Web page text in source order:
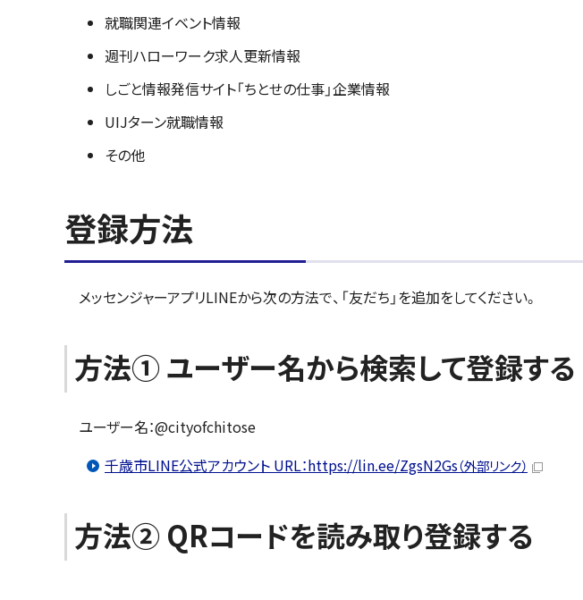
就職関連イベント情報
週刊ハローワーク求人更新情報
しごと情報発信サイト「ちとせの仕事」企業情報
UIJターン就職情報
その他
登録方法
メッセンジャーアプリLINEから次の方法で、「友だち」を追加をしてください。
方法① ユーザー名から検索して登録する
ユーザー名：@cityofchitose
千歳市LINE公式アカウント URL：https://lin.ee/ZgsN2Gs（外部リンク）
方法② QRコードを読み取り登録する